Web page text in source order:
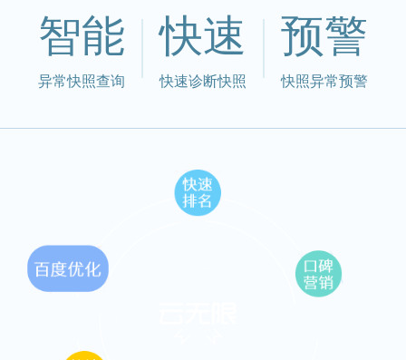
智能
异常快照查询
快速
快速诊断快照
预警
快照异常预警